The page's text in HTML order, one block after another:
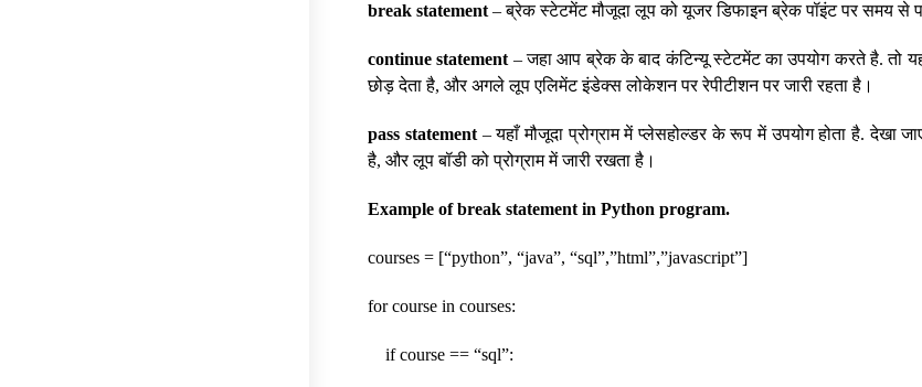
break statement – ब्रेक स्टेटमेंट मौजूदा लूप को यूजर डिफाइन ब्रेक पॉइंट पर समय से
continue statement – जहा आप ब्रेक के बाद कंटिन्यू स्टेटमेंट का उपयोग करते है. तो यह
छोड़ देता है, और अगले लूप एलिमेंट इंडेक्स लोकेशन पर रेपीटीशन पर जारी रहता है।
pass statement– यहाँ मौजूदा प्रोग्राम में प्लेसहोल्डर के रूप में उपयोग होता है. देखा
है, और लूप बॉडी को प्रोग्राम में जारी रखता है।
Example of break statement in Python program.
courses = [“python”, “java”, “sql”,”html”,”javascript”]
for course in courses:
if course == “sql”: